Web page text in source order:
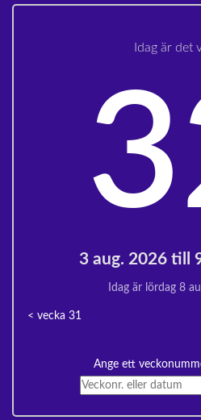
Idag är det
3 aug. 2026 till
Idag är lördag 8
< vecka31
Ange ett